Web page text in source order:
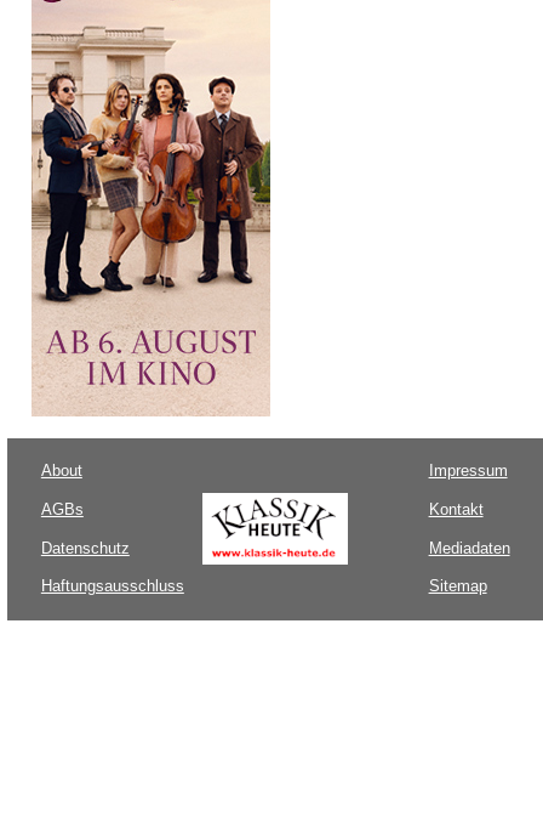
About
AGBs
Datenschutz
Haftungsausschluss
Impressum
Kontakt
Mediadaten
Sitemap